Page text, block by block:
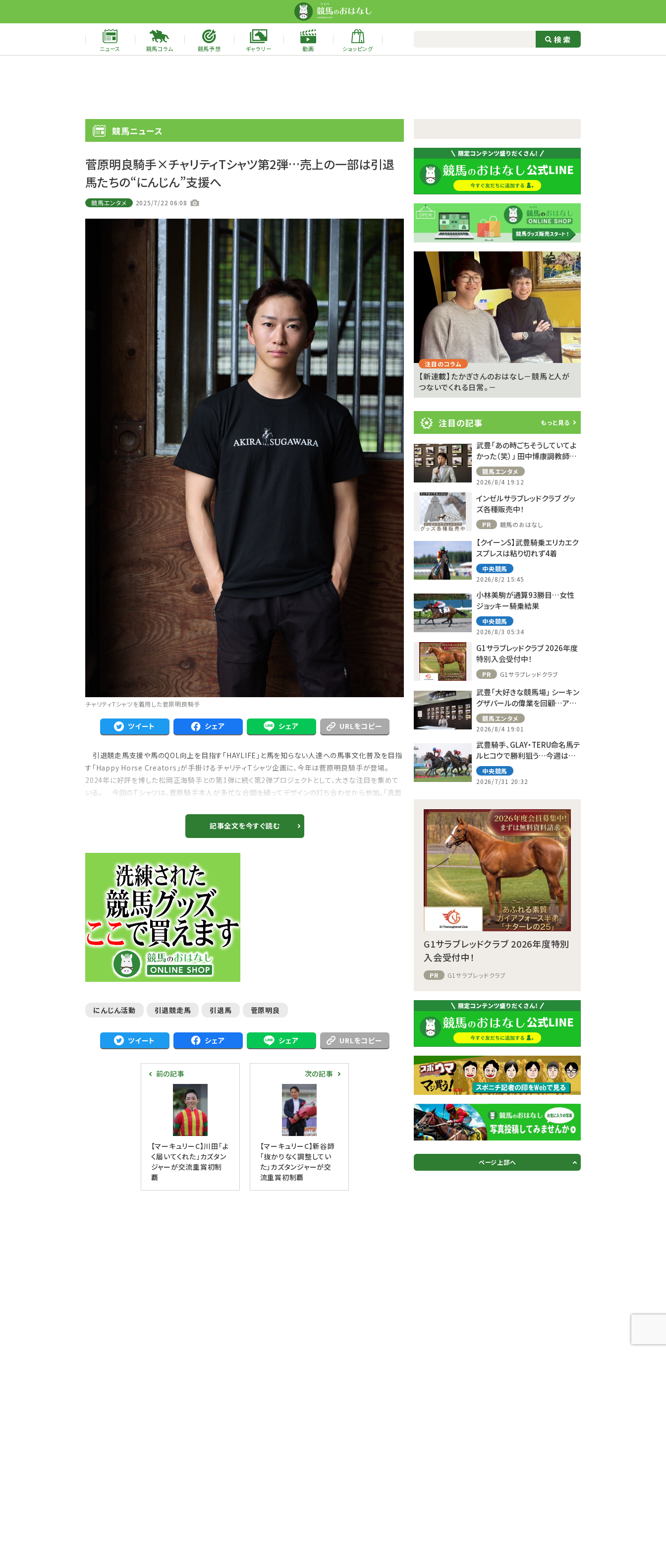
ニュース 競馬コラム 競馬予想 ギャラリー 動画 ショッピング
競馬ニュース
菅原明良騎手×チャリティTシャツ第2弾…売上の一部は引退
馬たちの“にんじん”支援へ
競馬エンタメ 2025/7/22 06:08
チャリティTシャツを着用した菅原明良騎手
ツイート シェア シェア URLをコピー
引退競走馬支援や馬のQOL向上を目指す「HAYLIFE」と馬を知らない人達への馬事文化普及を目指
す「Happy Horse Creators」が手掛けるチャリティTシャツ企画に、今年は菅原明良騎手が登場。
2024年に好評を博した松岡正海騎手との第1弾に続く第2弾プロジェクトとして、大きな注目を集めて
いる。 今回のTシャツは、菅原騎手本人が多忙な合間を縫ってデザインの打ち合わせから参加。「真面
記事全文を今すぐ読む
にんじん活動 引退競走馬 引退馬 菅原明良
ツイート シェア シェア URLをコピー
前の記事
【マーキュリーC】川田「よ
く届いてくれた」カズタン
ジャーが交流重賞初制
覇
次の記事
【マーキュリーC】新谷師
「抜かりなく調整してい
た」カズタンジャーが交
流重賞初制覇
ー
ス
武豊デビュー40年特別展が札幌で開幕 京都
2万人、東京3万人を動...
注目のニュース
武豊「例年より差しが利いている」 札幌ダート
1700メートルの馬...
注目のコラム
【新連載】たかぎさんのおはなし－競馬と人が
つないでくれる日常。－
注目の記事 もっと見る
武豊「あの時ごちそうしていてよ
かった（笑）」 田中博康調教師と
のフランスでの思い出を語る
競馬エンタメ
2026/8/4 19:12
インゼルサラブレッドクラブ グッ
ズ各種販売中！
PR 競馬のおはなし
【クイーンS】武豊騎乗エリカエク
スプレスは粘り切れず4着
中央競馬
2026/8/2 15:45
小林美駒が通算93勝目…女性
ジョッキー騎乗結果
中央競馬
2026/8/3 05:34
G1サラブレッドクラブ 2026年度
特別入会受付中！
PR G1サラブレッドクラブ
武豊「大好きな競馬場」 シーキン
グザパールの偉業を回顧…アス
コット、ドーヴィルへの思い語る
競馬エンタメ
2026/8/4 19:01
武豊騎手、GLAY・TERU命名馬テ
ルヒコウで勝利狙う…今週は札
幌で10鞍
中央競馬
2026/7/31 20:32
G1サラブレッドクラブ 2026年度特別
入会受付中！
PR G1サラブレッドクラブ
ページ上部へ